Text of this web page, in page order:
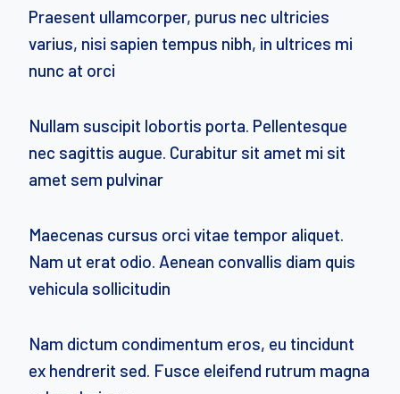
Praesent ullamcorper, purus nec ultricies
varius, nisi sapien tempus nibh, in ultrices mi
nunc at orci
Nullam suscipit lobortis porta. Pellentesque
nec sagittis augue. Curabitur sit amet mi sit
amet sem pulvinar
Maecenas cursus orci vitae tempor aliquet.
Nam ut erat odio. Aenean convallis diam quis
vehicula sollicitudin
Nam dictum condimentum eros, eu tincidunt
ex hendrerit sed. Fusce eleifend rutrum magna